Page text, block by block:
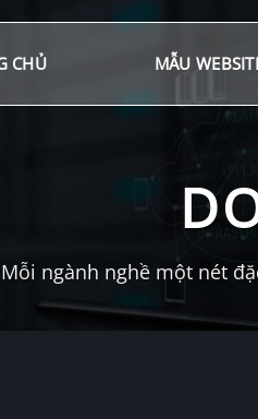
CHỦ MẪU
Mỗi ngành nghề một nét